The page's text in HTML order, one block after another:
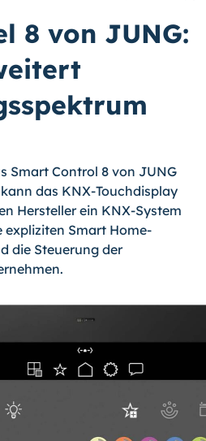
8 von JUNG:
Smart Control 8 von JUNG
das KNX-Touchdisplay
Hersteller ein KNX-System
expliziten Smart Home-
die Steuerung der